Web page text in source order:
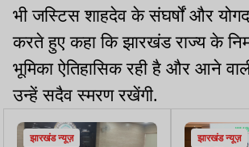
भी जस्टिस शाहदेव के संघर्षों और
करते हुए कहा कि झारखंड राज्य के
भूमिका ऐतिहासिक रही है और आने
उन्हें सदैव स्मरण रखेंगी.
झारखंड न्यूज़ झारखंड न्यूज़